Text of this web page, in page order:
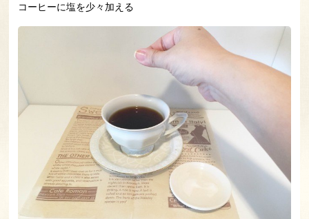
コーヒーに塩を少々加える